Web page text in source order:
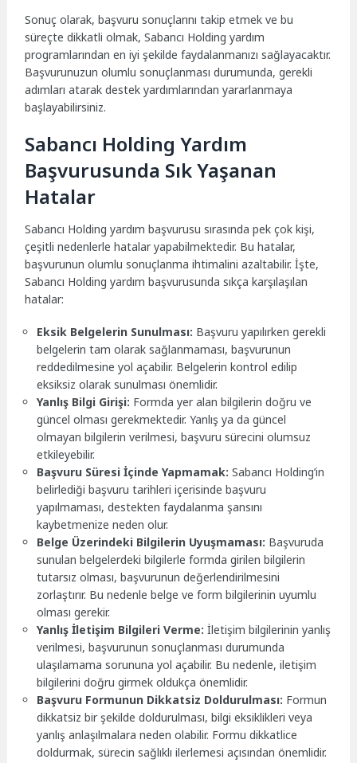
Sonuç olarak, başvuru sonuçlarını takip etmek ve bu
süreçte dikkatli olmak, Sabancı Holding yardım
programlarından en iyi şekilde faydalanmanızı sağlayacaktır.
Başvurunuzun olumlu sonuçlanması durumunda, gerekli
adımları atarak destek yardımlarından yararlanmaya
başlayabilirsiniz.
Sabancı Holding Yardım
Başvurusunda Sık Yaşanan
Hatalar
Sabancı Holding yardım başvurusu sırasında pek çok kişi,
çeşitli nedenlerle hatalar yapabilmektedir. Bu hatalar,
başvurunun olumlu sonuçlanma ihtimalini azaltabilir. İşte,
Sabancı Holding yardım başvurusunda sıkça karşılaşılan
hatalar:
Eksik Belgelerin Sunulması: Başvuru yapılırken gerekli
belgelerin tam olarak sağlanmaması, başvurunun
reddedilmesine yol açabilir. Belgelerin kontrol edilip
eksiksiz olarak sunulması önemlidir.
Yanlış Bilgi Girişi: Formda yer alan bilgilerin doğru ve
güncel olması gerekmektedir. Yanlış ya da güncel
olmayan bilgilerin verilmesi, başvuru sürecini olumsuz
etkileyebilir.
Başvuru Süresi İçinde Yapmamak: Sabancı Holding’in
belirlediği başvuru tarihleri içerisinde başvuru
yapılmaması, destekten faydalanma şansını
kaybetmenize neden olur.
Belge Üzerindeki Bilgilerin Uyuşmaması: Başvuruda
sunulan belgelerdeki bilgilerle formda girilen bilgilerin
tutarsız olması, başvurunun değerlendirilmesini
zorlaştırır. Bu nedenle belge ve form bilgilerinin uyumlu
olması gerekir.
Yanlış İletişim Bilgileri Verme: İletişim bilgilerinin yanlış
verilmesi, başvurunun sonuçlanması durumunda
ulaşılamama sorununa yol açabilir. Bu nedenle, iletişim
bilgilerini doğru girmek oldukça önemlidir.
Başvuru Formunun Dikkatsiz Doldurulması: Formun
dikkatsiz bir şekilde doldurulması, bilgi eksiklikleri veya
yanlış anlaşılmalara neden olabilir. Formu dikkatlice
doldurmak, sürecin sağlıklı ilerlemesi açısından önemlidir.